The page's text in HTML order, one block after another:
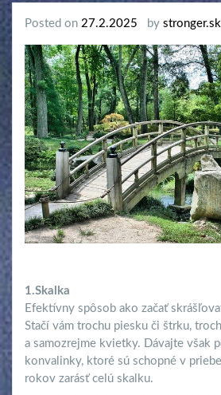
Posted on 27.2.2025 by stronger.sk
1.Skalka
Efektívny spôsob ako začať
Stačí vám trochu piesku či štrku,
a samozrejme kvietky. Dávajte však
konvalinky, ktoré sú schopné v
rokov zarásť celú skalku.